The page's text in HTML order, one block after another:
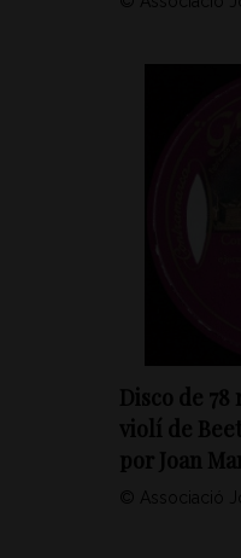
Disco de
violí de
por Joan
© Associació